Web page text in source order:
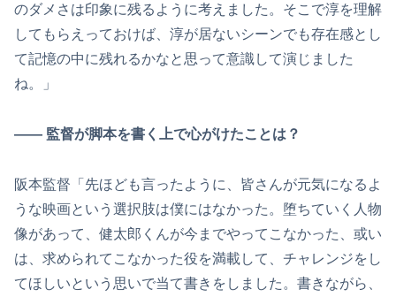
のダメさは印象に残るように考えました。そこで淳を理解
してもらえっておけば、淳が居ないシーンでも存在感とし
て記憶の中に残れるかなと思って意識して演じました
ね。」
―― 監督が脚本を書く上で心がけたことは？
阪本監督「先ほども言ったように、皆さんが元気になるよ
うな映画という選択肢は僕にはなかった。堕ちていく人物
像があって、健太郎くんが今までやってこなかった、或い
は、求められてこなかった役を満載して、チャレンジをし
てほしいという思いで当て書きをしました。書きながら、